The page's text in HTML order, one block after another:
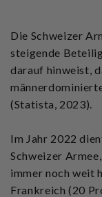
Die Schweizer
steigende
darauf hinweist,
(Statista, 2023).
Im Jahr 2022
Schweizer
immer noch weit
Frankreich (20